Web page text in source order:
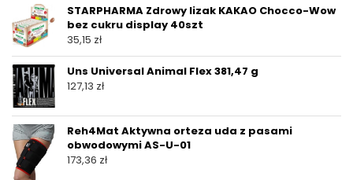
STARPHARMA Zdrowy lizak KAKAO Chocco-Wow
bez cukru display 40szt
35,15 zł
Uns Universal Animal Flex 381,47 g
127,13 zł
Reh4Mat Aktywna orteza uda z pasami
obwodowymi AS-U-01
173,36 zł